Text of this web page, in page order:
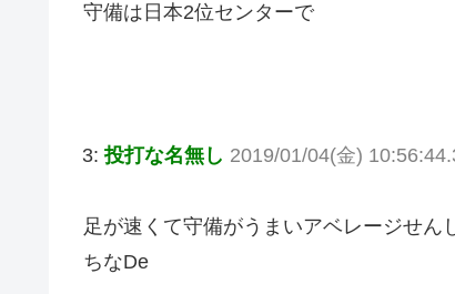
守備は日本2位センターで
3:投打な名無し 2019/01/04(金)
足が速くて守備がうまいアベレージせん
ちなDe